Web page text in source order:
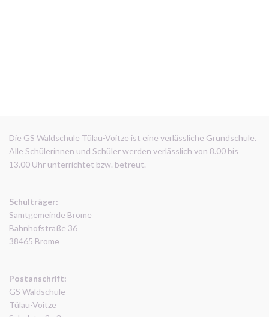
Die GS Waldschule Tülau-Voitze ist eine verlässliche Grundschule.
Alle Schülerinnen und Schüler werden verlässlich von 8.00 bis
13.00 Uhr unterrichtet bzw. betreut.
Schulträger:
Samtgemeinde Brome
Bahnhofstraße 36
38465 Brome
Postanschrift:
GS Waldschule
Tülau-Voitze